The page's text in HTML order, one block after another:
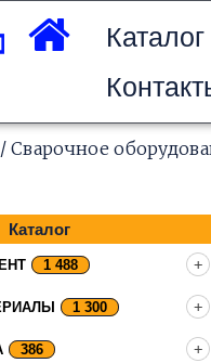
/ Сварочное
Каталог
1 488
1 300
386